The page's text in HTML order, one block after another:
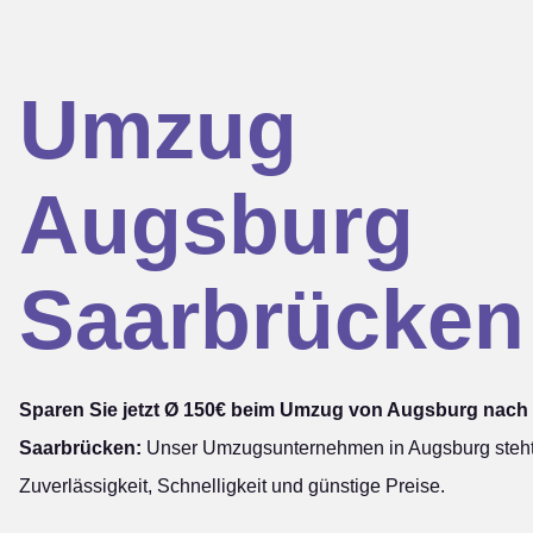
Umzug
Augsburg
Saarbrücken
Sparen Sie jetzt Ø 150€ beim Umzug von Augsburg nach
Saarbrücken: Unser Umzugsunternehmen in Augsburg
Zuverlässigkeit, Schnelligkeit und günstige Preise.